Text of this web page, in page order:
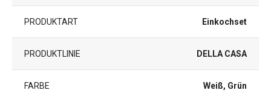
PRODUKTART Einkochset
PRODUKTLINIE DELLA CASA
FARBE Weiß, Grün